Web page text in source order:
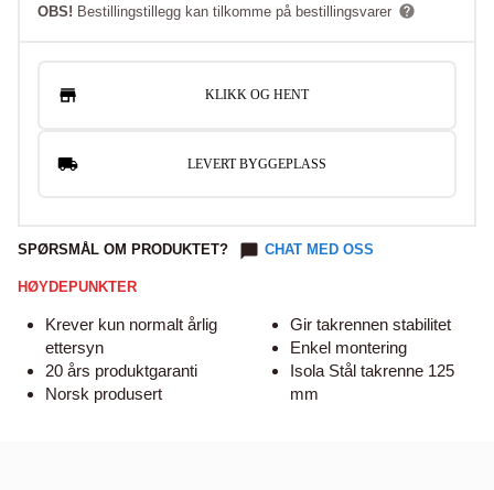
OBS! Bestillingstillegg kan tilkomme på bestillingsvarer
KLIKK OG HENT
LEVERT BYGGEPLASS
SPØRSMÅL OM PRODUKTET? CHAT MED OSS
HØYDEPUNKTER
Krever kun normalt årlig
ettersyn
20 års produktgaranti
Norsk produsert
Gir takrennen stabilitet
Enkel montering
Isola Stål takrenne 125
mm